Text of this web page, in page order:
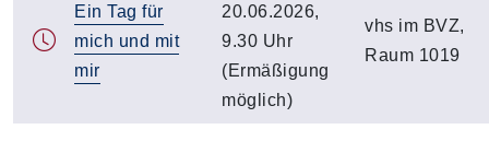
Ein Tag für
mich und mit
mir
20.06.2026,
9.30 Uhr
(Ermäßigung
möglich)
vhs im BVZ,
Raum 1019